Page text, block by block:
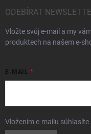
ODEBÍRAT
Vložte svůj e-mail a my
produktech na našem e-
E-MAIL
Vložením e-mailu súhlasíte